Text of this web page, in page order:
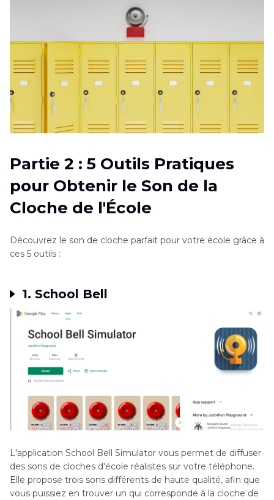
Partie 2 : 5 Outils Pratiques
pour Obtenir le Son de la
Cloche de l'École
Découvrez le son de cloche parfait pour votre école grâce à
ces 5 outils :
1. School Bell
L'application School Bell Simulator vous permet de diffuser
des sons de cloches d'école réalistes sur votre téléphone.
Elle propose trois sons différents de haute qualité, afin que
vous puissiez en trouver un qui corresponde à la cloche de